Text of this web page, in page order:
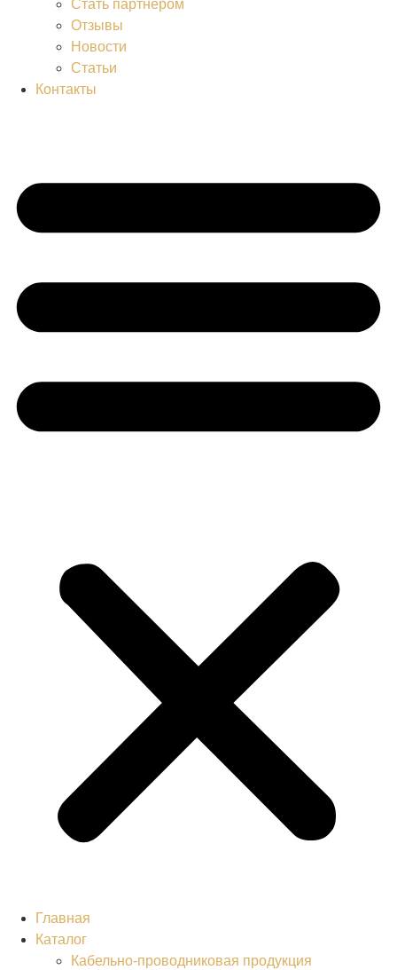
Стать партнером
Отзывы
Новости
Статьи
Контакты
Главная
Каталог
Кабельно-проводниковая продукция